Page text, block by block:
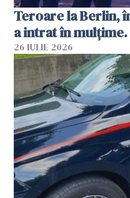
Teroare la Berlin,
a intrat în
26 IULIE 2026